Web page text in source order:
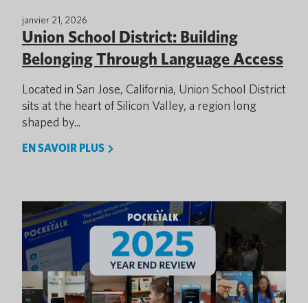
janvier 21, 2026
Union School District: Building
Belonging Through Language Access
Located in San Jose, California, Union School District
sits at the heart of Silicon Valley, a region long
shaped by...
EN SAVOIR PLUS